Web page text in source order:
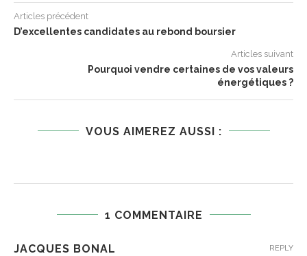
Articles précédent
D’excellentes candidates au rebond boursier
Articles suivant
Pourquoi vendre certaines de vos valeurs
énergétiques ?
VOUS AIMEREZ AUSSI :
1 COMMENTAIRE
JACQUES BONAL REPLY